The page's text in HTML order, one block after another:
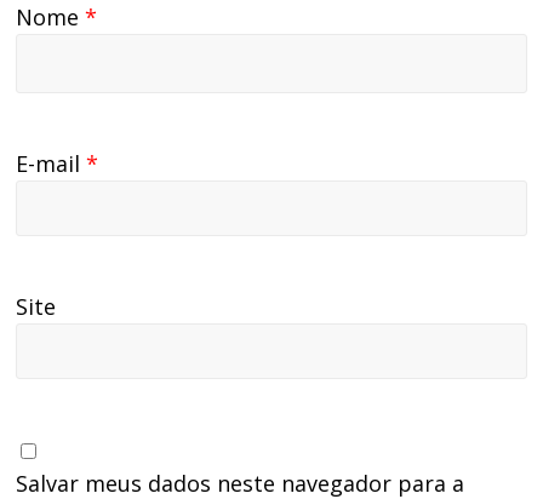
Nome*
E-mail*
Site
Salvar meus dados neste navegador para a